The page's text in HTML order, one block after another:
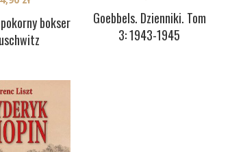
bokser
Goebbels. Dzienniki. Tom
3: 1943-1945